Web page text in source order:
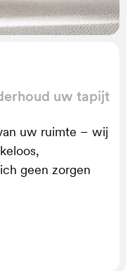
uw tapijt
uw ruimte – wij
geen zorgen